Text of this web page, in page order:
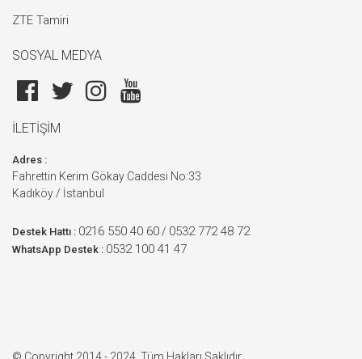
ZTE Tamiri
SOSYAL MEDYA
İLETİŞİM
Adres :
Fahrettin Kerim Gökay Caddesi No:33
Kadıköy / İstanbul
Destek Hattı : 0216 550 40 60 / 0532 772 48 72
WhatsApp Destek : 0532 100 41 47